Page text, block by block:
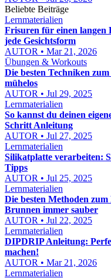
Beliebte Beiträge
Lernmaterialien
Frisuren für einen langen
jede Gesichtsform
AUTOR • Mar 21, 2026
Übungen & Workouts
Die besten Techniken
mühelos
AUTOR • Jul 29, 2025
Lernmaterialien
So kannst du deinen
Schritt Anleitung
AUTOR • Jul 27, 2025
Lernmaterialien
Silikatplatte verarbeiten:
Tipps
AUTOR • Jul 25, 2025
Lernmaterialien
Die besten Methoden
Brunnen immer sauber
AUTOR • Jul 22, 2025
Lernmaterialien
DIPDRIP Anleitung:
machen!
AUTOR • Mar 21, 2026
Lernmaterialien